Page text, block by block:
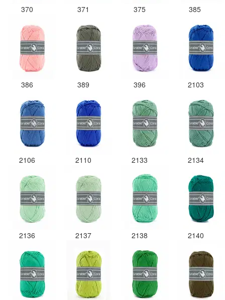
370 371 375 385
386 389 396 2103
2106 2110 2133 2134
2136 2137 2138 2140